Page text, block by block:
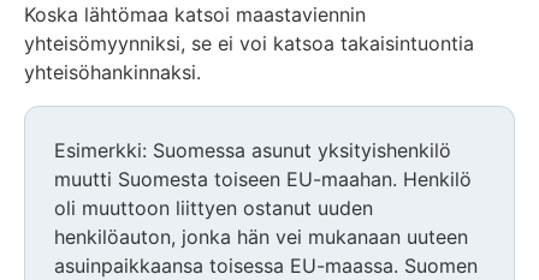
Koska lähtömaa katsoi maastaviennin
yhteisömyynniksi, se ei voi katsoa takaisintuontia
yhteisöhankinnaksi.
Esimerkki: Suomessa asunut yksityishenkilö
muutti Suomesta toiseen EU-maahan. Henkilö
oli muuttoon liittyen ostanut uuden
henkilöauton, jonka hän vei mukanaan uuteen
asuinpaikkaansa toisessa EU-maassa. Suomen